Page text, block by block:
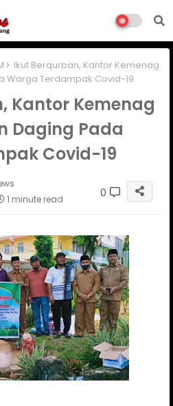
Ikut Berqurban, Kantor Kemenag
Warga Terdampak Covid-19
Kantor Kemenag
Daging Pada
Covid-19
1 minute read 0